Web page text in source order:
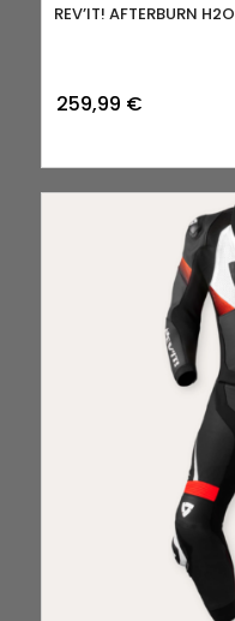
REV’IT! AFTERBURN H2O
259,99 €